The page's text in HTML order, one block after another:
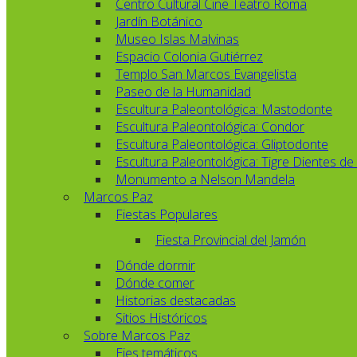
Centro Cultural Cine Teatro Roma
Jardín Botánico
Museo Islas Malvinas
Espacio Colonia Gutiérrez
Templo San Marcos Evangelista
Paseo de la Humanidad
Escultura Paleontológica: Mastodonte
Escultura Paleontológica: Condor
Escultura Paleontológica: Gliptodonte
Escultura Paleontológica: Tigre Dientes de
Monumento a Nelson Mandela
Marcos Paz
Fiestas Populares
Fiesta Provincial del Jamón
Dónde dormir
Dónde comer
Historias destacadas
Sitios Históricos
Sobre Marcos Paz
Ejes temáticos